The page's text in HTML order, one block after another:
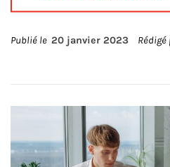
Publié le 20 janvier 2023 Rédigé